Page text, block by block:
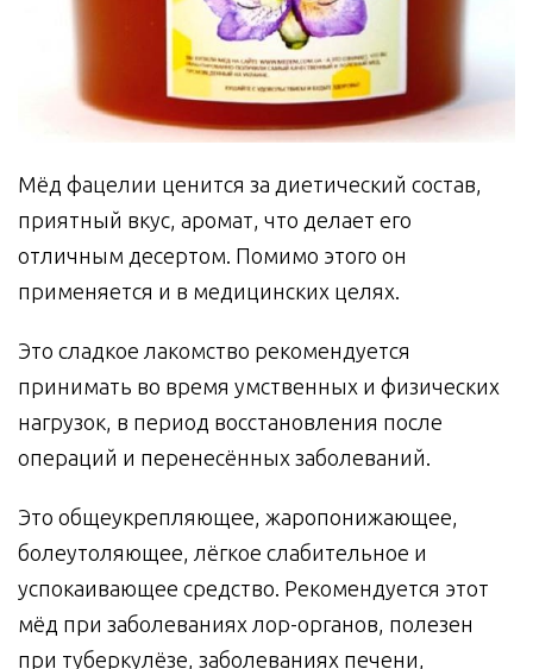
Мёд фацелии ценится за диетический состав,
приятный вкус, аромат, что делает его
отличным десертом. Помимо этого он
применяется и в медицинских целях.
Это сладкое лакомство рекомендуется
принимать во время умственных и физических
нагрузок, в период восстановления после
операций и перенесённых заболеваний.
Это общеукрепляющее, жаропонижающее,
болеутоляющее, лёгкое слабительное и
успокаивающее средство. Рекомендуется этот
мёд при заболеваниях лор-органов, полезен
при туберкулёзе, заболеваниях печени,